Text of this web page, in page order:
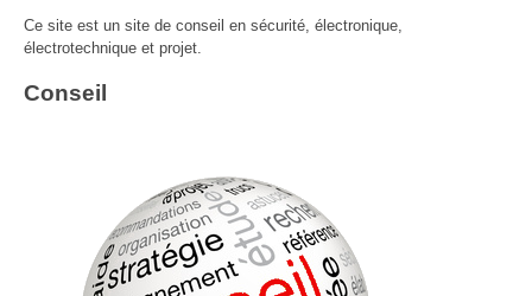
Ce site est un site de conseil en sécurité, électronique,
électrotechnique et projet.
Conseil